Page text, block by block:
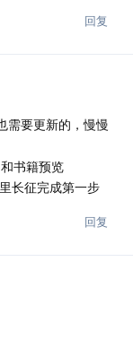
回复
需要更新的，慢慢
和书籍预览
长征完成第一步
回复